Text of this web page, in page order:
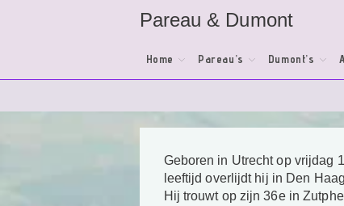
Pareau & Dumont
Home Pareau’s Dumont’s
Geboren in Utrecht op vrijdag
leeftijd overlijdt hij in Den
Hij trouwt op zijn 36e in